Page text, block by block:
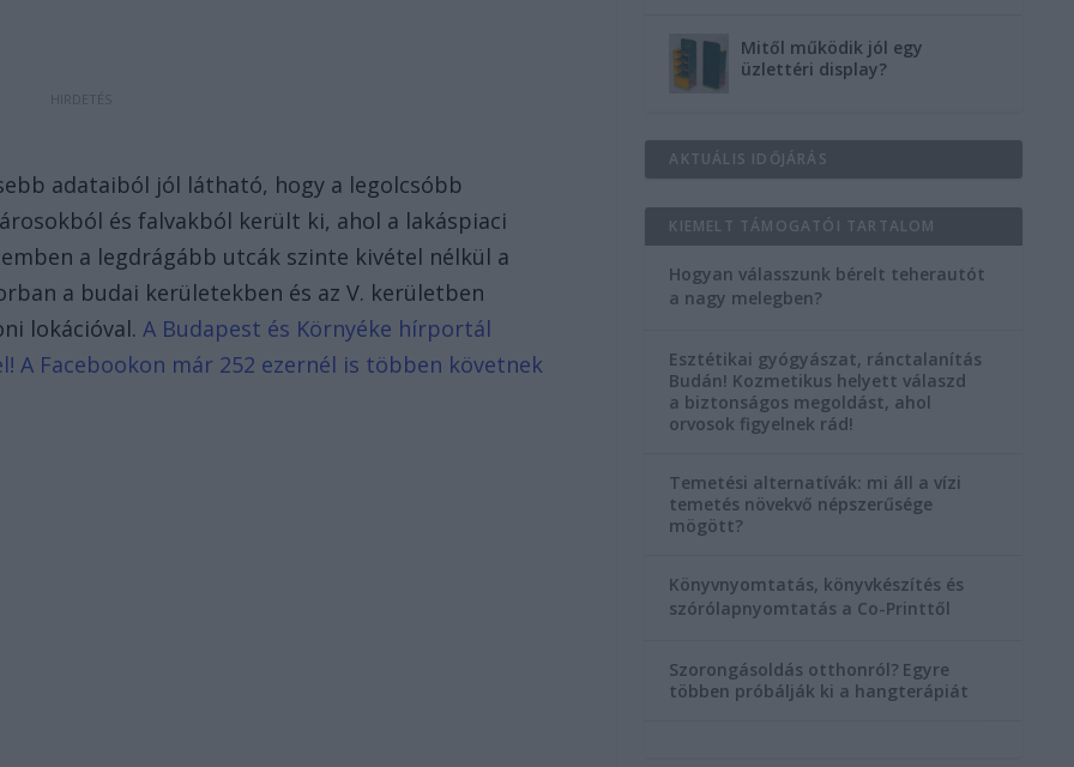
adataiból jól látható, hogy a legolcsóbb
és falvakból került ki, ahol a lakáspiaci
a legdrágább utcák szinte kivétel nélkül a
a budai kerületekben és az V. kerületben
lokációval.A Budapest és Környéke hírportál
Facebookon már 252 ezernél is többen követnek
Mitől működik jól egy
üzlettéri display?
AKTUÁLIS IDŐJÁRÁS
KIEMELT TÁMOGATÓI TARTALOM
Hogyan válasszunk bérelt teherautót
a nagy melegben?
Esztétikai gyógyászat, ránctalanítás
Budán! Kozmetikus helyett válaszd
a biztonságos megoldást, ahol
orvosok figyelnek rád!
Temetési alternatívák: mi áll a vízi
temetés növekvő népszerűsége
mögött?
Könyvnyomtatás, könyvkészítés és
szórólapnyomtatás a Co-Printtől
Szorongásoldás otthonról? Egyre
többen próbálják ki a hangterápiát